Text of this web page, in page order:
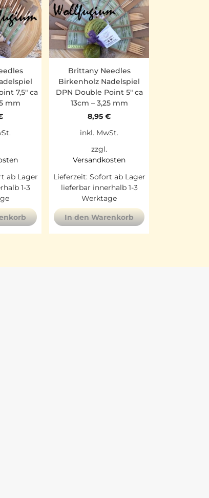
7,5″ ca
mm
ab Lager
1-3
Brittany Needles
Birkenholz Nadelspiel
DPN Double Point 5″ ca
13cm – 3,25 mm
8,95 €
inkl. MwSt.
zzgl.
Versandkosten
Lieferzeit: Sofort ab Lager
lieferbar innerhalb 1-3
Werktage
In den Warenkorb